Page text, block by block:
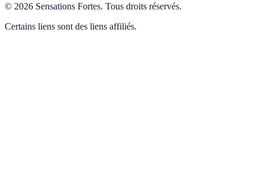
© 2026 Sensations Fortes. Tous droits réservés.
Certains liens sont des liens affiliés.